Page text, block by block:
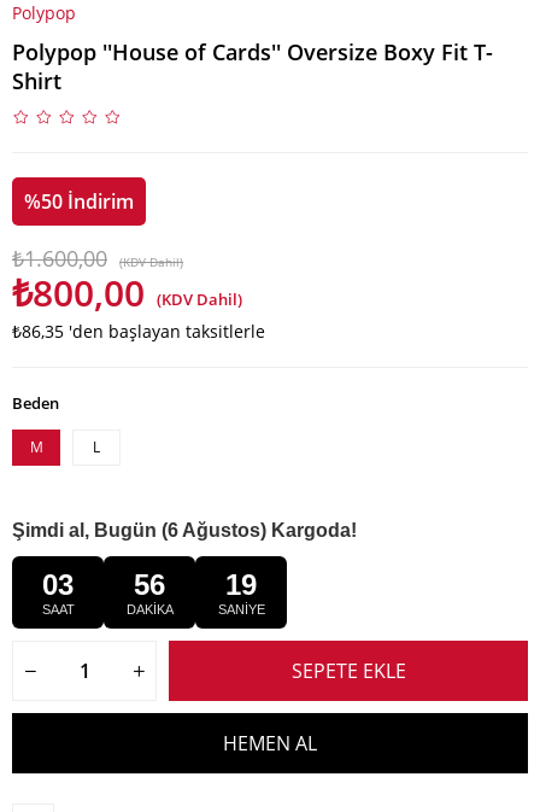
Polypop
Polypop ''House of Cards'' Oversize Boxy Fit T-
Shirt
%50 İndirim
₺1.600,00 (KDV Dahil)
₺800,00 (KDV Dahil)
₺86,35 'den başlayan taksitlerle
Beden
M L
Şimdi al, Bugün (6 Ağustos) Kargoda!
03
SAAT
56
DAKİKA
19
SANİYE